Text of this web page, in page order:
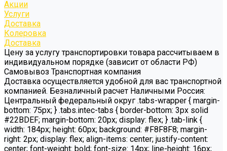
Акции
Услуги
Доставка
Колеровка
Доставка
Цену за услугу транспортировки товара рассчитываем в
индивидуальном порядке (зависит от области РФ)
Самовывоз Транспортная компания
Доставка осуществляется удобной для вас транспортной
компанией. Безналичный расчет Наличными Россия:
Центральный федеральный округ .tabs-wrapper { margin-
bottom: 75px; } .tabs.intec-tabs { border-bottom: 3px solid
#22BDEF; margin-bottom: 20px; display: flex; } .tab-link {
width: 184px; height: 60px; background: #F8F8F8; margin-
right: 2px; display: flex; align-items: center; justify-content:
center; font-weight: bold; font-size: 14px; line-height: 16px;